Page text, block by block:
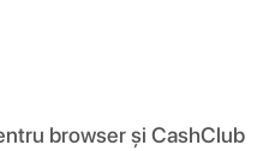
browser și CashClub